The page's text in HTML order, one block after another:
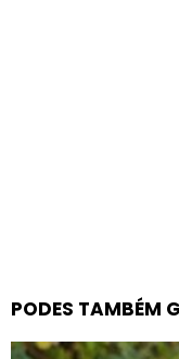
PODES TAMBÉM